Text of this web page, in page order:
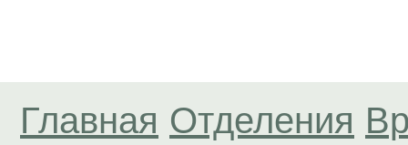
Главная Отделения